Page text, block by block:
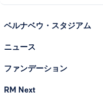
ベルナベウ・スタジアム
ニュース
ファンデーション
RM Next